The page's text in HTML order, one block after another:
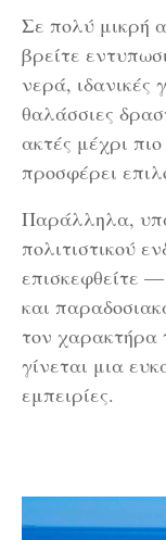
Σε πολύ μικρή
βρείτε
νερά, ιδανικές
θαλάσσιες
ακτές μέχρι
προσφέρει
Παράλληλα,
πολιτιστικού
επισκεφθείτε
και
τον χαρακτήρα
γίνεται μια
εμπειρίες.